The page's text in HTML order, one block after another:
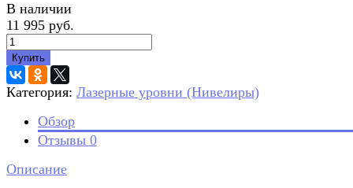
В наличии
11 995 руб.
Купить
Категория: Лазерные уровни (Нивелиры)
Обзор
Отзывы 0
Описание